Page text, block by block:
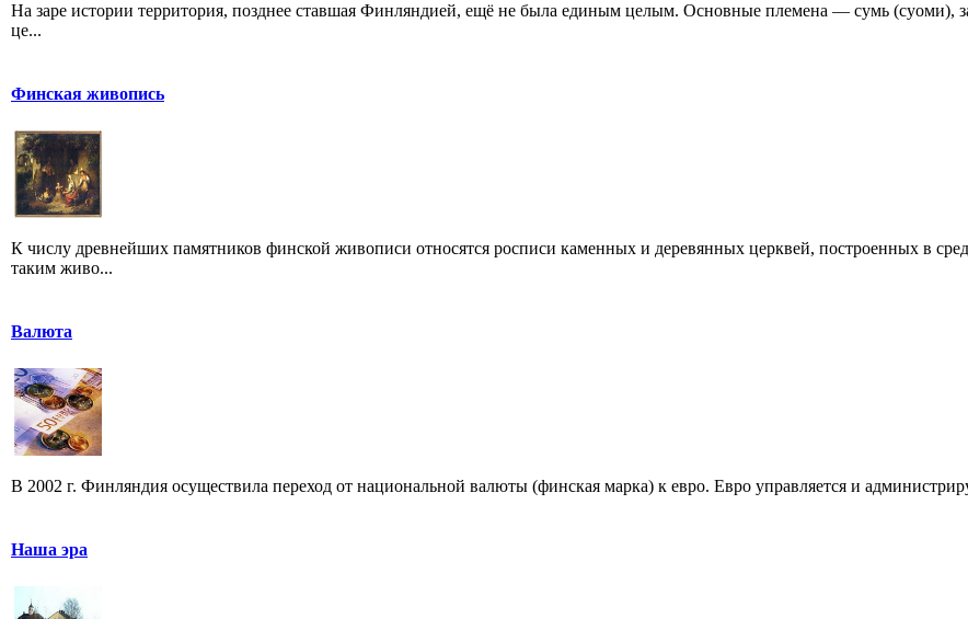
На заре истории территория, позднее ставшая Финляндией, ещё не была единым целым. Основные племена — сумь (суоми),
це...
Финская живопись
К числу древнейших памятников финской живописи относятся росписи каменных и деревянных церквей, построенных в
таким живо...
Валюта
В 2002 г. Финляндия осуществила переход от национальной валюты (финская марка) к евро. Евро управляется и
Наша эра